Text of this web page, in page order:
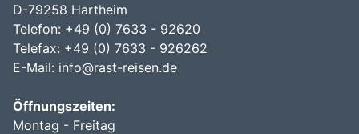
D-79258 Hartheim
Telefon: +49 (0) 7633 - 92620
Telefax: +49 (0) 7633 - 926262
E-Mail: info@rast-reisen.de
Öffnungszeiten:
Montag - Freitag